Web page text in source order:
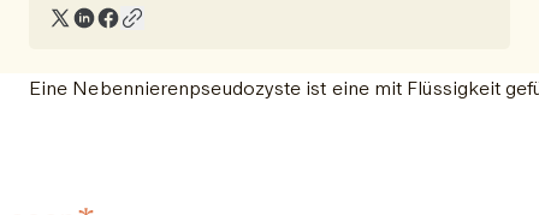
Eine Nebennierenpseudozyste ist eine mit Flüssigkeit